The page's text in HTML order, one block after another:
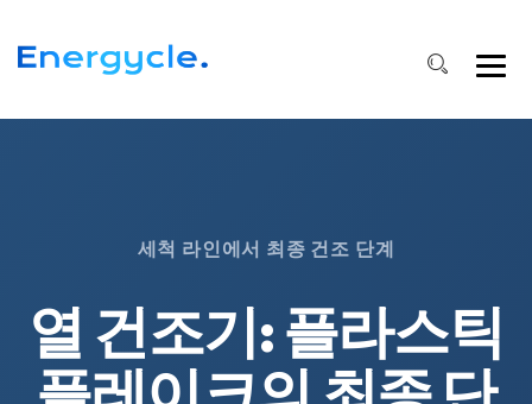
세척 라인에서 최종 건조 단계
열 건조기: 플라스틱